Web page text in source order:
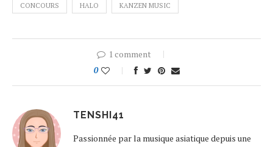
CONCOURS HALO KANZEN MUSIC
1 comment
0
TENSHI41
Passionnée par la musique asiatique depuis une